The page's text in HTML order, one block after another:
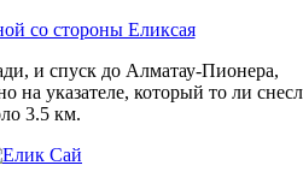
и спуск до Алматау-Пионера,
на указателе, который то ли
3.5 км.